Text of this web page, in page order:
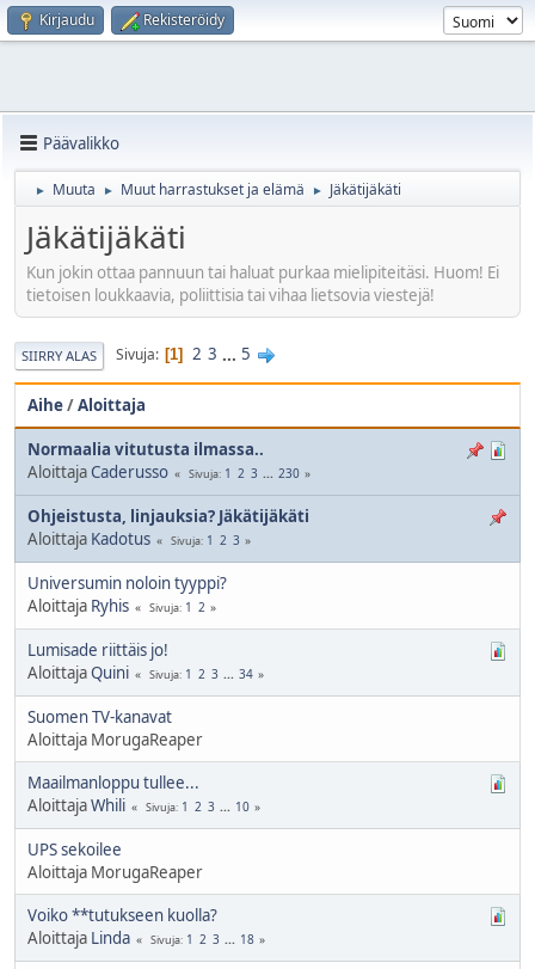
Kirjaudu Rekisteröidy
Päävalikko
► Muuta ► Muut harrastukset ja elämä ► Jäkätijäkäti
Jäkätijäkäti
Kun jokin ottaa pannuun tai haluat purkaa mielipiteitäsi. Huom! Ei
tietoisen loukkaavia, poliittisia tai vihaa lietsovia viestejä!
SIIRRY ALAS Sivuja 1 2 3 ... 5
Aihe/Aloittaja
Normaalia vitutusta ilmassa..
Aloittaja Caderusso Sivuja 1 2 3 ... 230
Ohjeistusta, linjauksia? Jäkätijäkäti
Aloittaja Kadotus Sivuja 1 2 3
Universumin noloin tyyppi?
Aloittaja Ryhis Sivuja 1 2
Lumisade riittäis jo!
AloittajaQuini Sivuja 1 2 3 ... 34
Suomen TV-kanavat
Aloittaja MorugaReaper
Maailmanloppu tullee...
AloittajaWhili Sivuja 1 2 3 ... 10
UPS sekoilee
Aloittaja MorugaReaper
Voiko **tutukseen kuolla?
Aloittaja Linda Sivuja 1 2 3 ... 18